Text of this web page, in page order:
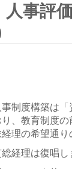
事評
制度構築は「
、教育制度
理の希望通
経理は復唱し